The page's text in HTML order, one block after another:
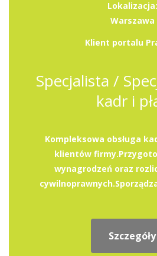
Lokalizacja:
Warszawa
Klient portalu
Specjalista /
kadr i
Kompleksowa obsługa
klientów
wynagrodzeń oraz
Szczegóły